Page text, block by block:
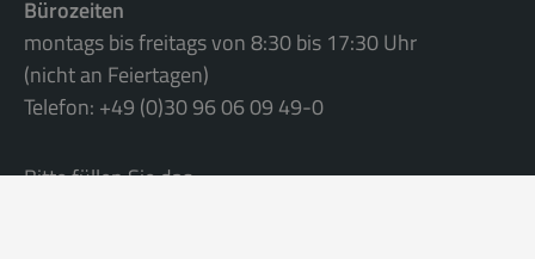
Bürozeiten
montags bis freitags von 8:30 bis 17:30 Uhr
(nicht an Feiertagen)
Telefon: +49 (0)30 96 06 09 49-0
Bitte füllen Sie das